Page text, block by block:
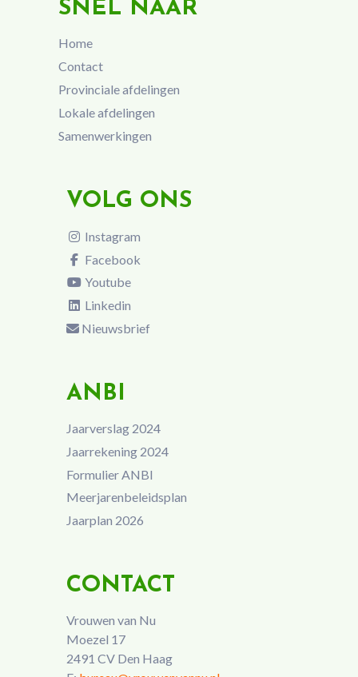
SNEL NAAR
Home
Contact
Provinciale afdelingen
Lokale afdelingen
Samenwerkingen
VOLG ONS
Instagram
Facebook
Youtube
Linkedin
Nieuwsbrief
ANBI
Jaarverslag 2024
Jaarrekening 2024
Formulier ANBI
Meerjarenbeleidsplan
Jaarplan 2026
CONTACT
Vrouwen van Nu
Moezel 17
2491 CV Den Haag